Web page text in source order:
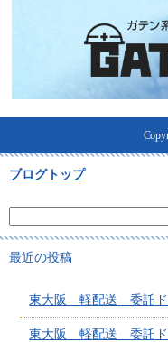
ブログトップ
最近の投稿
東大阪 軽配送 委託
東大阪 軽配送 委託